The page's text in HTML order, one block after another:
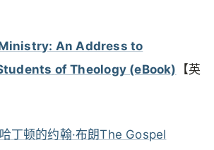
An Address to
of Theology (eBook) 【英
丁顿的约翰·布朗The Gospel